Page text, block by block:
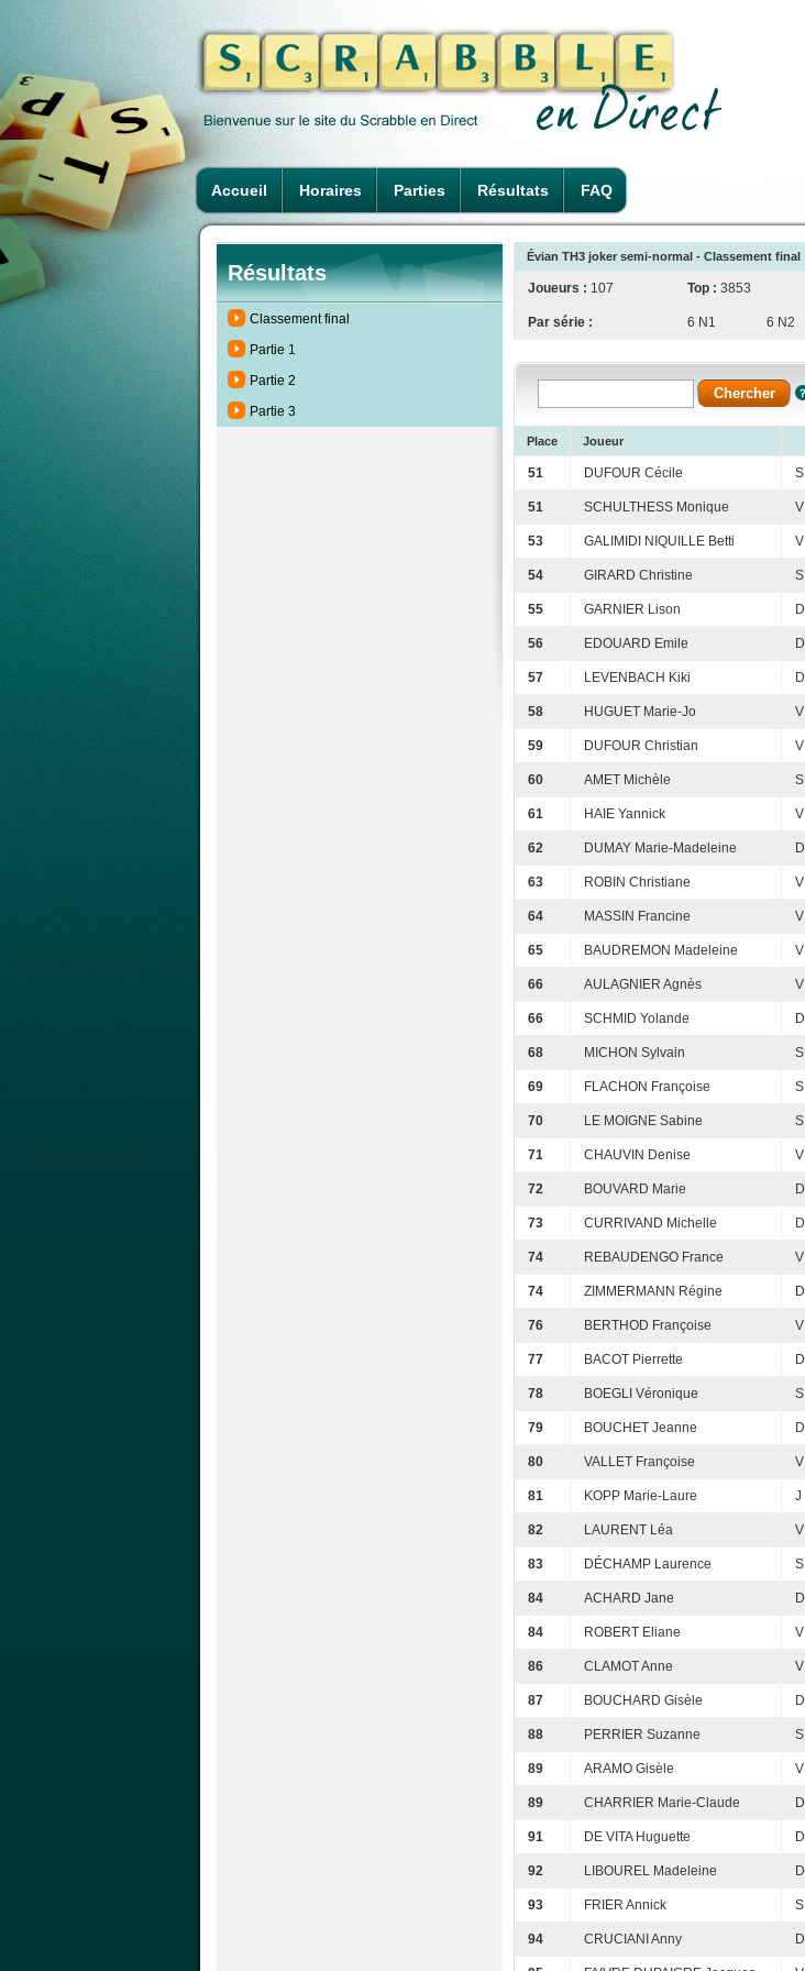
Accueil Horaires Parties Résultats FAQ
Résultats
Classement final
Partie 1
Partie 2
Partie 3
Évian TH3 joker semi-normal - Classement final
Joueurs : 107 Top : 3853
Par série : 6 N1 6 N2
Place Joueur
51 DUFOUR Cécile S
51 SCHULTHESS Monique V
53 GALIMIDI NIQUILLE Betti V
54 GIRARD Christine S
55 GARNIER Lison D
56 EDOUARD Emile D
57 LEVENBACH Kiki D
58 HUGUET Marie-Jo V
59 DUFOUR Christian V
60 AMET Michèle S
61 HAIE Yannick V
62 DUMAY Marie-Madeleine D
63 ROBIN Christiane V
64 MASSIN Francine V
65 BAUDREMON Madeleine V
66 AULAGNIER Agnès V
66 SCHMID Yolande D
68 MICHON Sylvain S
69 FLACHON Françoise S
70 LE MOIGNE Sabine S
71 CHAUVIN Denise V
72 BOUVARD Marie D
73 CURRIVAND Michelle D
74 REBAUDENGO France V
74 ZIMMERMANN Régine D
76 BERTHOD Françoise V
77 BACOT Pierrette D
78 BOEGLI Véronique S
79 BOUCHET Jeanne D
80 VALLET Françoise V
81 KOPP Marie-Laure J
82 LAURENT Léa V
83 DÉCHAMP Laurence S
84 ACHARD Jane D
84 ROBERT Eliane V
86 CLAMOT Anne V
87 BOUCHARD Gisèle D
88 PERRIER Suzanne S
89 ARAMO Gisèle V
89 CHARRIER Marie-Claude D
91 DE VITA Huguette D
92 LIBOUREL Madeleine D
93 FRIER Annick S
94 CRUCIANI Anny D